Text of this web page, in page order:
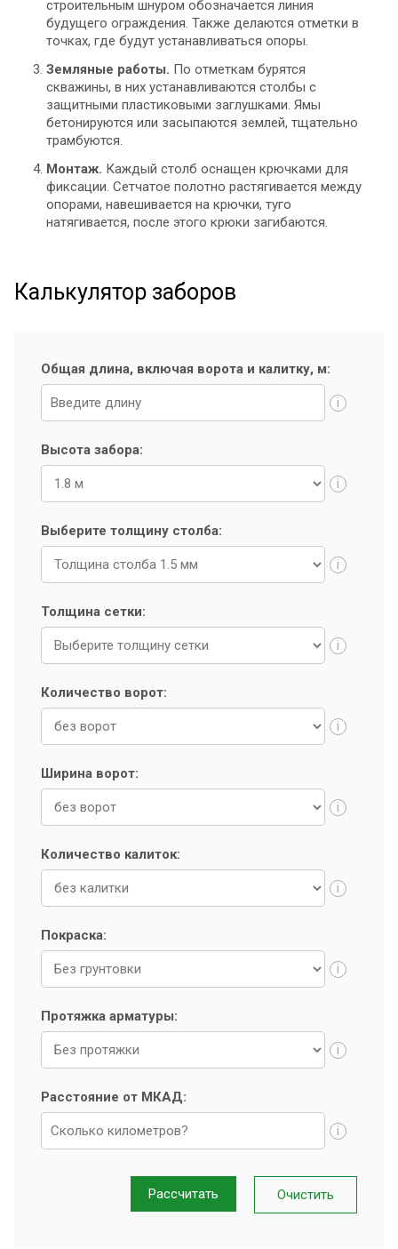
строительным шнуром обозначается линия
будущего ограждения. Также делаются отметки в
точках, где будут устанавливаться опоры.
Земляные работы. По отметкам бурятся
скважины, в них устанавливаются столбы с
защитными пластиковыми заглушками. Ямы
бетонируются или засыпаются землей, тщательно
трамбуются.
Монтаж. Каждый столб оснащен крючками для
фиксации. Сетчатое полотно растягивается между
опорами, навешивается на крючки, туго
натягивается, после этого крюки загибаются.
Калькулятор заборов
Общая длина, включая ворота и калитку, м:
i
Высота забора:
i
Выберите толщину столба:
i
Толщина сетки:
i
Количество ворот:
i
Ширина ворот:
i
Количество калиток:
i
Покраска:
i
Протяжка арматуры:
i
Расстояние от МКАД:
i
Рассчитать